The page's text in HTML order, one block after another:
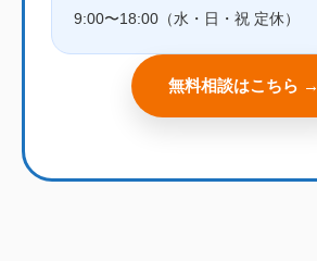
9:00〜18:00（水・日・祝 定休）
無料相談はこちら →